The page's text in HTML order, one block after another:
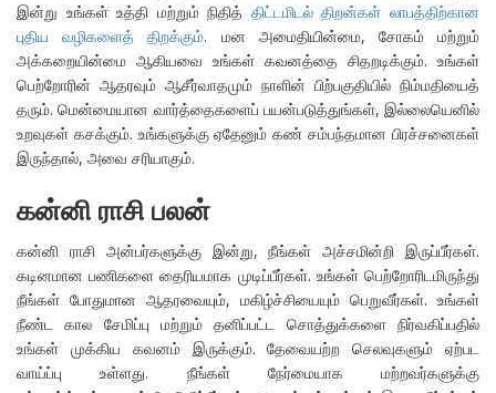
இன்று உங்கள் உத்தி மற்றும் நிதித் திட்டமிடல் திறன்கள் லாபத்திற்கான
புதிய வழிகளைத் திறக்கும். மன அமைதியின்மை, சோகம் மற்றும்
அக்கறையின்மை ஆகியவை உங்கள் கவனத்தை சிதறடிக்கும். உங்கள்
பெற்றோரின் ஆதரவும் ஆசீர்வாதமும் நாளின் பிற்பகுதியில் நிம்மதியைத்
தரும். மென்மையான வார்த்தைகளைப் பயன்படுத்துங்கள், இல்லையெனில்
உறவுகள் கசக்கும். உங்களுக்கு ஏதேனும் கண் சம்பந்தமான பிரச்சனைகள்
இருந்தால், அவை சரியாகும்.
கன்னி ராசி பலன்
கன்னி ராசி அன்பர்களுக்கு இன்று, நீங்கள் அச்சமின்றி இருப்பீர்கள்.
கடினமான பணிகளை தைரியமாக முடிப்பீர்கள். உங்கள் பெற்றோரிடமிருந்து
நீங்கள் போதுமான ஆதரவையும், மகிழ்ச்சியையும் பெறுவீர்கள். உங்கள்
நீண்ட கால சேமிப்பு மற்றும் தனிப்பட்ட சொத்துக்களை நிர்வகிப்பதில்
உங்கள் முக்கிய கவனம் இருக்கும். தேவையற்ற செலவுகளும் ஏற்பட
வாய்ப்பு உள்ளது. நீங்கள் நேர்மையாக மற்றவர்களுக்கு